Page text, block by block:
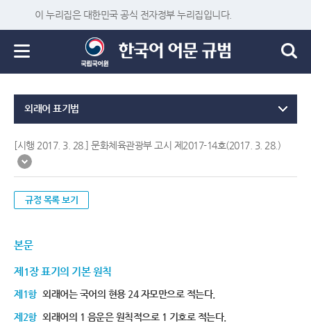
이 누리집은 대한민국 공식 전자정부 누리집입니다.
외래어 표기법
[시행 2017. 3. 28.] 문화체육관광부 고시 제2017-14호(2017. 3. 28.)
규정 목록 보기
본문
제1장 표기의 기본 원칙
제1항 외래어는 국어의 현용 24 자모만으로 적는다.
제2항 외래어의 1 음운은 원칙적으로 1 기호로 적는다.